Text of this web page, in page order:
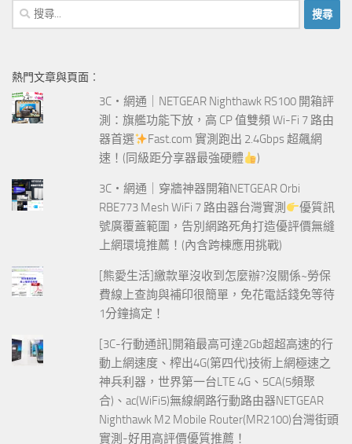
搜
尋
字:
熱門文章與頁面︰
3C‧網通｜NETGEAR Nighthawk RS100 開箱評
測：旗艦功能下放，高 CP 值雙頻 Wi-Fi 7 路由
器首選
Fast.com 實測跑出 2.4Gbps 超飆網
速！(同級距分享器最強硬體
)
3C‧網通｜穿牆神器開箱NETGEAR Orbi
RBE773 Mesh WiFi 7 路由器台灣實測
優質訊
號廣覆蓋範圍，告別網路死角打造優評價無縫
上網環境推薦！(內含跨棟應用挑戰)
[熊愛生活]繳款單沒收到怎麼辦?沒關係~勞保
費線上查詢與補印很簡單，免花電話錢免等待
1分鐘搞定！
[3C-行動通訊]開箱最高可達2Gb超超高速的行
動上網速度、榨出4G(第四代)技術上網極速之
神兵利器，世界第一台LTE 4G、5CA(5頻聚
合)、ac(WiFi5)無線網路行動路由器NETGEAR
Nighthawk M2 Mobile Router(MR2100)台灣街頭
實測-好用高評價優質推薦！